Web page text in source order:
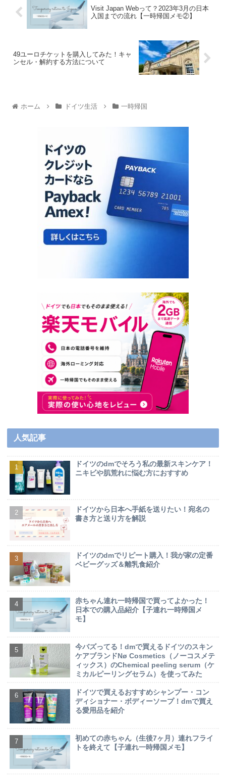
Visit Japan Webって？2023年3月の日本
入国までの流れ【一時帰国メモ②】
49ユーロチケットを購入してみた！キャ
ンセル・解約する方法について
ホーム ドイツ生活 一時帰国
人気記事
ドイツのdmでそろう私の最新スキンケア！
ニキビや肌荒れに悩む方におすすめ
ドイツから日本へ手紙を送りたい！宛名の
書き方と送り方を解説
ドイツのdmでリピート購入！我が家の定番
ベビーグッズ＆離乳食紹介
赤ちゃん連れ一時帰国で買ってよかった！
日本での購入品紹介【子連れ一時帰国メ
モ】
今バズってる！dmで買えるドイツのスキン
ケアブランドNø Cosmetics（ノーコスメテ
ィックス）のChemical peeling serum（ケ
ミカルピーリングセラム）を使ってみた
ドイツで買えるおすすめシャンプー・コン
ディショナー・ボディーソープ！dmで買え
る愛用品を紹介
初めての赤ちゃん（生後7ヶ月）連れフライ
トを終えて【子連れ一時帰国メモ】